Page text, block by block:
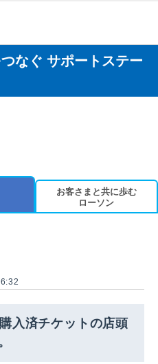
なぐ サポートステー
お客さまと共に歩む
ローソン
入済チケットの店頭